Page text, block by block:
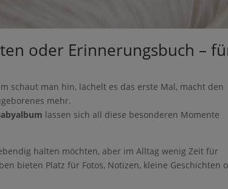
oder Erinnerungsbuch –
schaut man hin, lächelt es das erste Mal, macht den
mehr.
lassen sich all diese besonderen Momente
halten möchten, aber im Alltag wenig Zeit für
bieten Platz für Fotos, Notizen, kleine Geschichten